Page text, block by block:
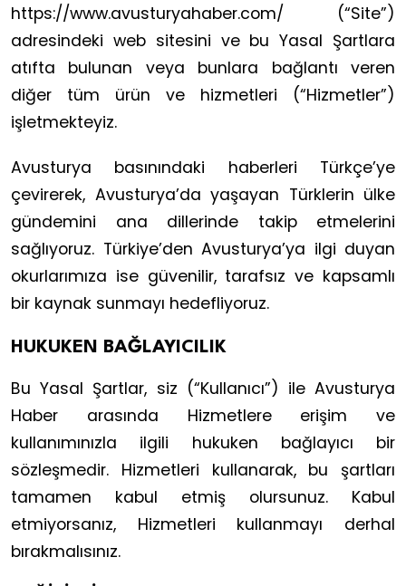
https://www.avusturyahaber.com/ (“Site”)
adresindeki web sitesini ve bu Yasal Şartlara
atıfta bulunan veya bunlara bağlantı veren
diğer tüm ürün ve hizmetleri (“Hizmetler”)
işletmekteyiz.
Avusturya basınındaki haberleri Türkçe’ye
çevirerek, Avusturya’da yaşayan Türklerin ülke
gündemini ana dillerinde takip etmelerini
sağlıyoruz. Türkiye’den Avusturya’ya ilgi duyan
okurlarımıza ise güvenilir, tarafsız ve kapsamlı
bir kaynak sunmayı hedefliyoruz.
HUKUKEN BAĞLAYICILIK
Bu Yasal Şartlar, siz (“Kullanıcı”) ile Avusturya
Haber arasında Hizmetlere erişim ve
kullanımınızla ilgili hukuken bağlayıcı bir
sözleşmedir. Hizmetleri kullanarak, bu şartları
tamamen kabul etmiş olursunuz. Kabul
etmiyorsanız, Hizmetleri kullanmayı derhal
bırakmalısınız.